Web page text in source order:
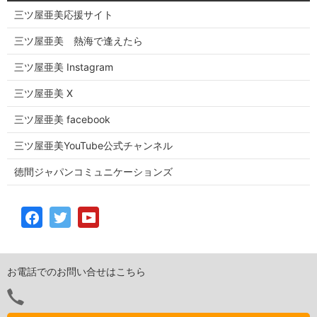
三ツ屋亜美応援サイト
三ツ屋亜美 熱海で逢えたら
三ツ屋亜美 Instagram
三ツ屋亜美 X
三ツ屋亜美 facebook
三ツ屋亜美YouTube公式チャンネル
徳間ジャパンコミュニケーションズ
お電話でのお問い合せはこちら